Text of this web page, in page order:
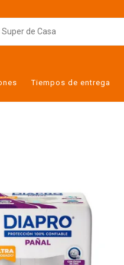
Tiempos de entrega